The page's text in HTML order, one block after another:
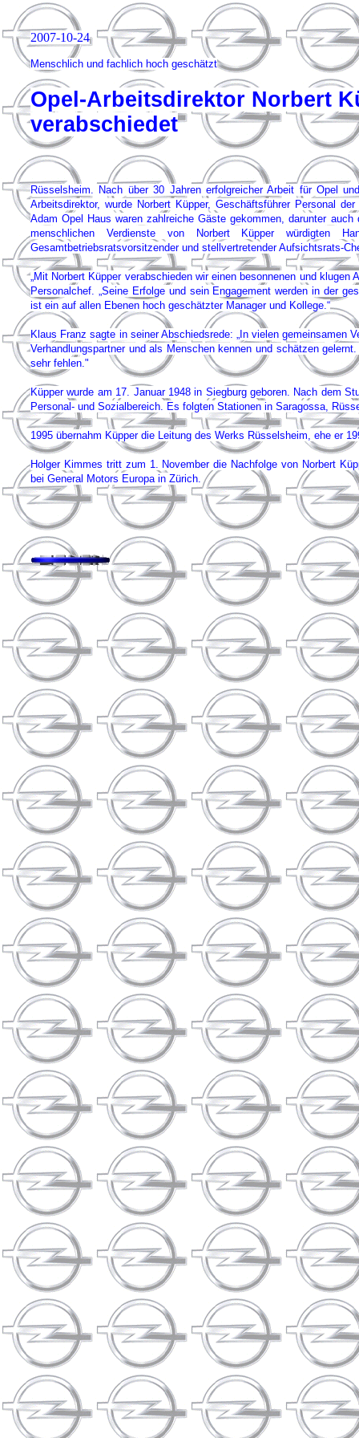
2007-10-24
Menschlich und fachlich hoch geschätzt
Opel-Arbeitsdirektor Norbert
verabschiedet
Rüsselsheim. Nach über 30 Jahren erfolgreicher Arbeit für Opel
Arbeitsdirektor, wurde Norbert Küpper, Geschäftsführer Personal
Adam Opel Haus waren zahlreiche Gäste gekommen, darunter
menschlichen Verdienste von Norbert Küpper würdigten
Gesamtbetriebsratsvorsitzender und stellvertretender Aufsichtsrats-
„Mit Norbert Küpper verabschieden wir einen besonnenen und
Personalchef. „Seine Erfolge und sein Engagement werden in der
ist ein auf allen Ebenen hoch geschätzter Manager und Kollege.“
Klaus Franz sagte in seiner Abschiedsrede: „In vielen gemeinsamen
Verhandlungspartner und als Menschen kennen und schätzen
sehr fehlen."
Küpper wurde am 17. Januar 1948 in Siegburg geboren. Nach dem
Personal- und Sozialbereich. Es folgten Stationen in Saragossa,
1995 übernahm Küpper die Leitung des Werks Rüsselsheim, ehe er
Holger Kimmes tritt zum 1. November die Nachfolge von Norbert
bei General Motors Europa in Zürich.